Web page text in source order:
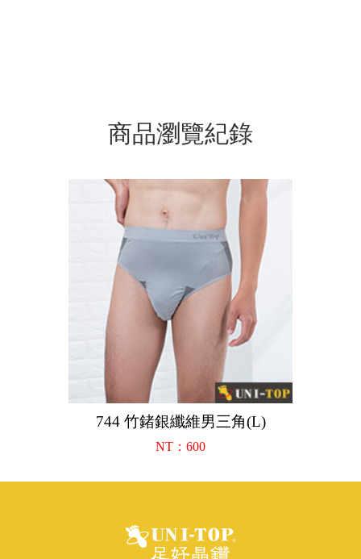
商品瀏覽紀錄
744 竹鍺銀纖維男三角(L)
NT：600